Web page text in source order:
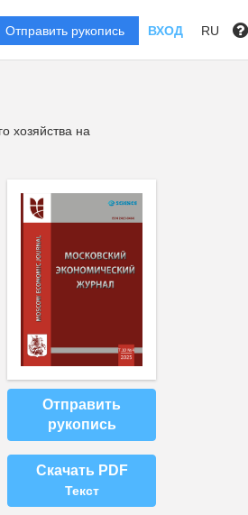
Отправить рукопись ВХОД RU
хозяйства на
Отправить
рукопись
Скачать PDF
Текст